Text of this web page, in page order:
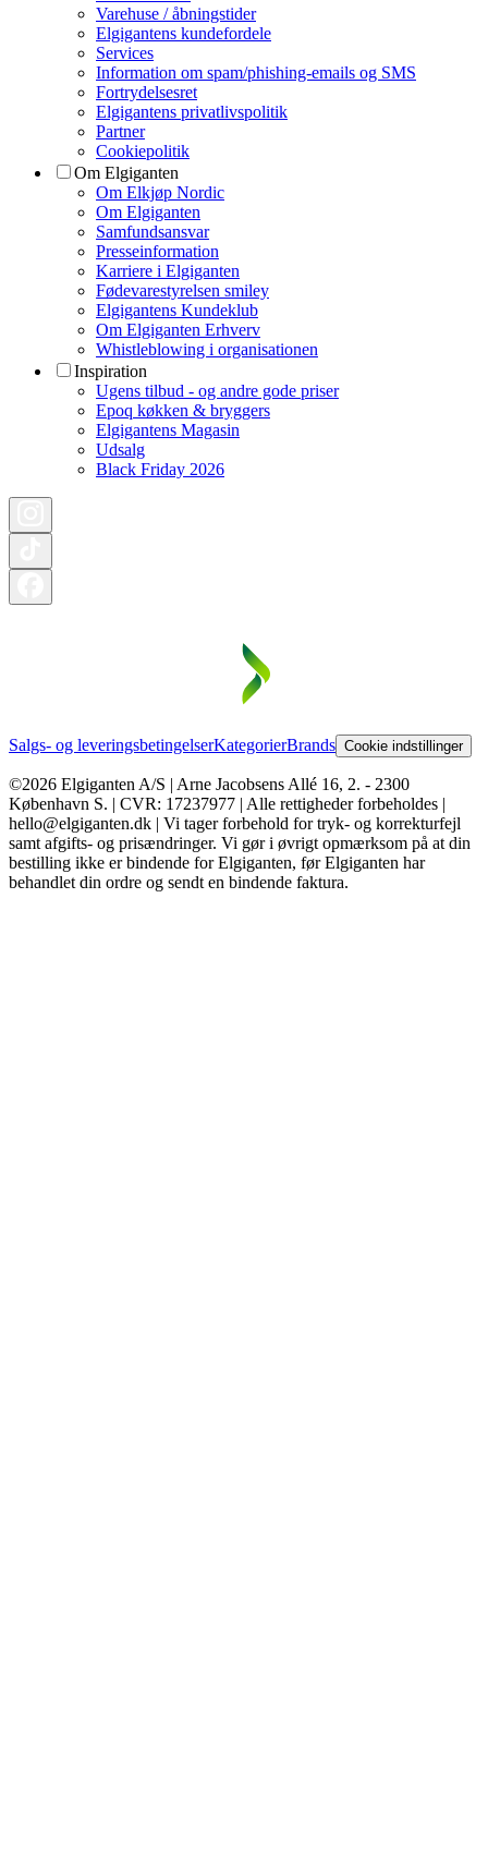
Varehuse / åbningstider
Elgigantens kundefordele
Services
Information om spam/phishing-emails og SMS
Fortrydelsesret
Elgigantens privatlivspolitik
Partner
Cookiepolitik
Om Elgiganten
Om Elkjøp Nordic
Om Elgiganten
Samfundsansvar
Presseinformation
Karriere i Elgiganten
Fødevarestyrelsen smiley
Elgigantens Kundeklub
Om Elgiganten Erhverv
Whistleblowing i organisationen
Inspiration
Ugens tilbud - og andre gode priser
Epoq køkken & bryggers
Elgigantens Magasin
Udsalg
Black Friday 2026
Salgs- og leveringsbetingelserKategorierBrands Cookie indstillinger
©2026 Elgiganten A/S | Arne Jacobsens Allé 16, 2. - 2300
København S. | CVR: 17237977 | Alle rettigheder forbeholdes |
hello@elgiganten.dk | Vi tager forbehold for tryk- og korrekturfejl
samt afgifts- og prisændringer. Vi gør i øvrigt opmærksom på at din
bestilling ikke er bindende for Elgiganten, før Elgiganten har
behandlet din ordre og sendt en bindende faktura.